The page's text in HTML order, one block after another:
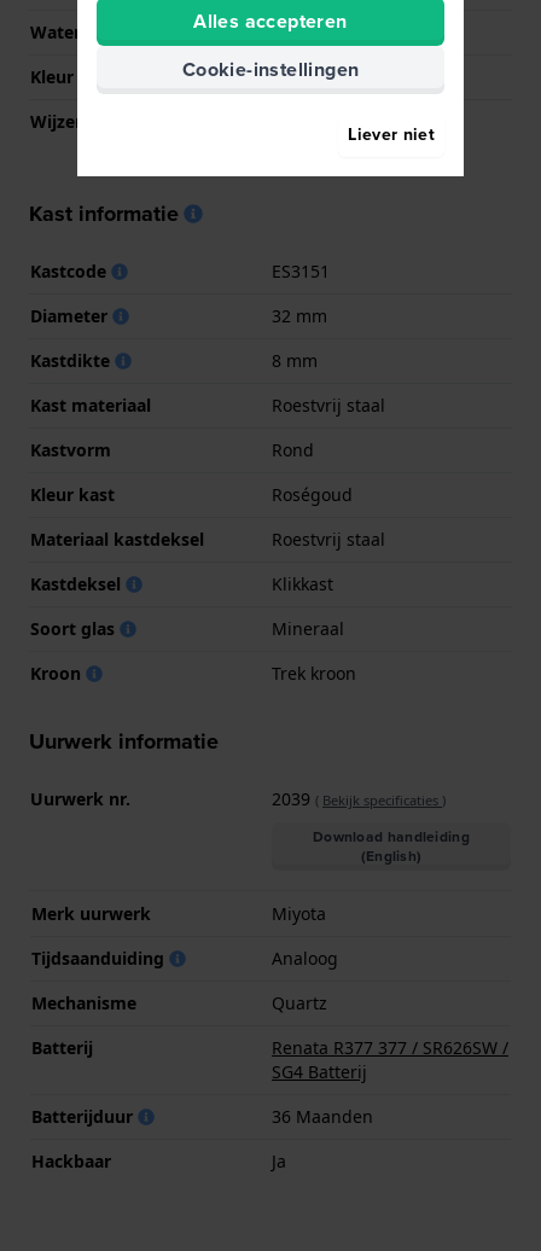
Waterdichtheid
5 Bar (douchen)
Kleur wijzerplaat
Zilver
Wijzer kleuren (u,m,s)
Roségoud
Kast informatie
Kastcode
ES3151
Diameter
32 mm
Kastdikte
8 mm
Kast materiaal
Roestvrij staal
Kastvorm
Rond
Kleur kast
Roségoud
Materiaal kastdeksel
Roestvrij staal
Kastdeksel
Klikkast
Soort glas
Mineraal
Kroon
Trek kroon
Uurwerk informatie
Uurwerk nr. 2039 ( Bekijk specificaties )
Download handleiding
(English)
Merk uurwerk
Miyota
Tijdsaanduiding
Analoog
Mechanisme
Quartz
Batterij
Renata R377 377 / SR626SW /
SG4 Batterij
Batterijduur
36 Maanden
Hackbaar
Ja
Alles accepteren
Cookie-instellingen
Liever niet